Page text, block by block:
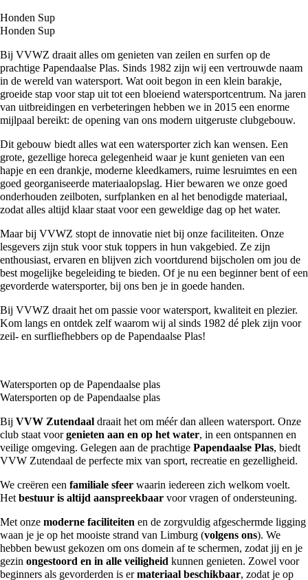
Honden Sup
Honden Sup
Bij VVWZ draait alles om genieten van zeilen en surfen op de
prachtige Papendaalse Plas. Sinds 1982 zijn wij een vertrouwde naam
in de wereld van watersport. Wat ooit begon in een klein barakje,
groeide stap voor stap uit tot een bloeiend watersportcentrum. Na jaren
van uitbreidingen en verbeteringen hebben we in 2015 een enorme
mijlpaal bereikt: de opening van ons modern uitgeruste clubgebouw.
Dit gebouw biedt alles wat een watersporter zich kan wensen. Een
grote, gezellige horeca gelegenheid waar je kunt genieten van een
hapje en een drankje, moderne kleedkamers, ruime lesruimtes en een
goed georganiseerde materiaalopslag. Hier bewaren we onze goed
onderhouden zeilboten, surfplanken en al het benodigde materiaal,
zodat alles altijd klaar staat voor een geweldige dag op het water.
Maar bij VVWZ stopt de innovatie niet bij onze faciliteiten. Onze
lesgevers zijn stuk voor stuk toppers in hun vakgebied. Ze zijn
enthousiast, ervaren en blijven zich voortdurend bijscholen om jou de
best mogelijke begeleiding te bieden. Of je nu een beginner bent of een
gevorderde watersporter, bij ons ben je in goede handen.
Bij VVWZ draait het om passie voor watersport, kwaliteit en plezier.
Kom langs en ontdek zelf waarom wij al sinds 1982 dé plek zijn voor
zeil- en surfliefhebbers op de Papendaalse Plas!
Watersporten op de Papendaalse plas
Watersporten op de Papendaalse plas
Bij VVW Zutendaal draait het om méér dan alleen watersport. Onze
club staat voorgenieten aan en op het water, in een ontspannen en
veilige omgeving. Gelegen aan de prachtige Papendaalse Plas, biedt
VVW Zutendaal de perfecte mix van sport, recreatie en gezelligheid.
We creëren een familiale sfeer waarin iedereen zich welkom voelt.
Het bestuur is altijd aanspreekbaar voor vragen of ondersteuning.
Met onze moderne faciliteiten en de zorgvuldig afgeschermde ligging
waan je je op het mooiste strand van Limburg (volgens ons). We
hebben bewust gekozen om ons domein af te schermen, zodat jij en je
gezin ongestoord en in alle veiligheid kunnen genieten. Zowel voor
beginners als gevorderden is ermateriaal beschikbaar, zodat je op